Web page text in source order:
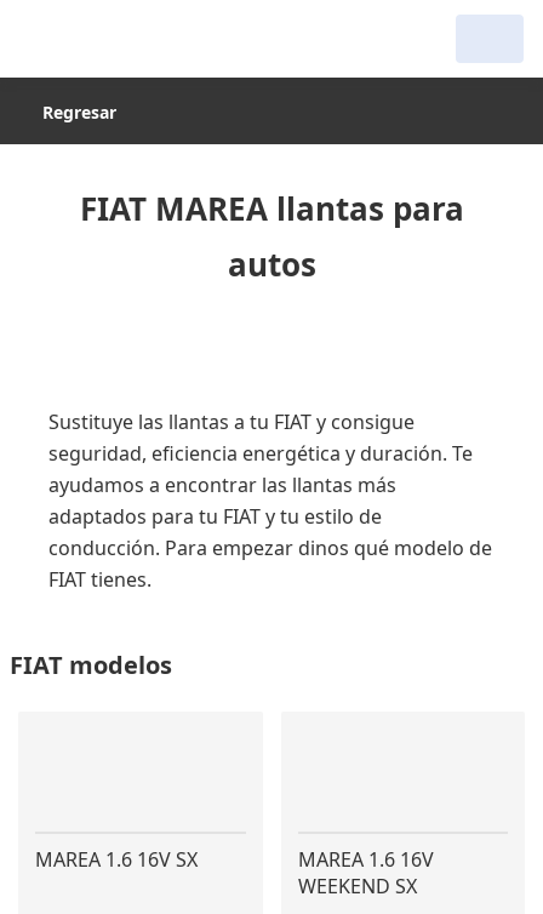
Regresar
FIAT MAREA llantas para
autos
Sustituye las llantas a tu FIAT y consigue
seguridad, eficiencia energética y duración. Te
ayudamos a encontrar las llantas más
adaptados para tu FIAT y tu estilo de
conducción. Para empezar dinos qué modelo de
FIAT tienes.
FIAT modelos
MAREA 1.6 16V SX
MAREA 1.6 16V
WEEKEND SX